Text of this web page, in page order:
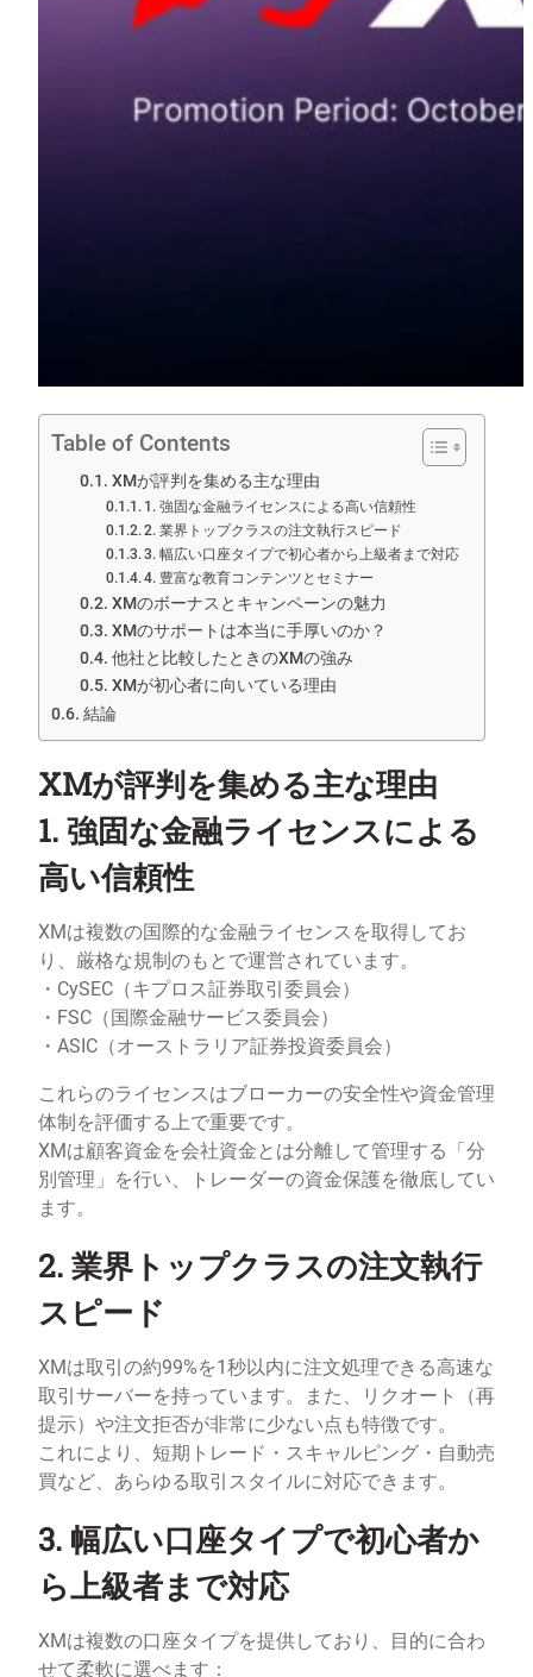
Table of Contents
XMが評判を集める主な理由
1. 強固な金融ライセンスによる高い信頼性
2. 業界トップクラスの注文執行スピード
3. 幅広い口座タイプで初心者から上級者まで対応
4. 豊富な教育コンテンツとセミナー
XMのボーナスとキャンペーンの魅力
XMのサポートは本当に手厚いのか？
他社と比較したときのXMの強み
XMが初心者に向いている理由
結論
XMが評判を集める主な理由
1. 強固な金融ライセンスによる
高い信頼性
XMは複数の国際的な金融ライセンスを取得してお
り、厳格な規制のもとで運営されています。
・CySEC（キプロス証券取引委員会）
・FSC（国際金融サービス委員会）
・ASIC（オーストラリア証券投資委員会）
これらのライセンスはブローカーの安全性や資金管理
体制を評価する上で重要です。
XMは顧客資金を会社資金とは分離して管理する「分
別管理」を行い、トレーダーの資金保護を徹底してい
ます。
2. 業界トップクラスの注文執行
スピード
XMは取引の約99%を1秒以内に注文処理できる高速な
取引サーバーを持っています。また、リクオート（再
提示）や注文拒否が非常に少ない点も特徴です。
これにより、短期トレード・スキャルピング・自動売
買など、あらゆる取引スタイルに対応できます。
3. 幅広い口座タイプで初心者か
ら上級者まで対応
XMは複数の口座タイプを提供しており、目的に合わ
せて柔軟に選べます：